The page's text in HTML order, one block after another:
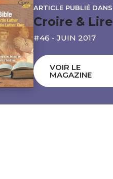
ARTICLE PUBLIÉ DANS
Croire & Lire
#46 - JUIN 2017
VOIR LE
MAGAZINE